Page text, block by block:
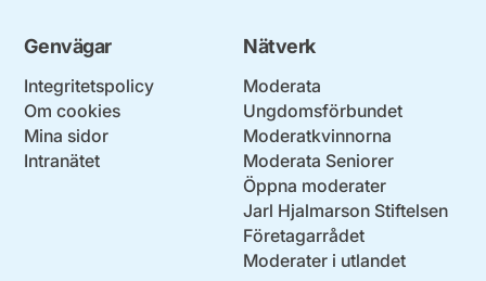
Genvägar
Integritetspolicy
Om cookies
Mina sidor
Intranätet
Nätverk
Moderata
Ungdomsförbundet
Moderatkvinnorna
Moderata Seniorer
Öppna moderater
Jarl Hjalmarson Stiftelsen
Företagarrådet
Moderater i utlandet